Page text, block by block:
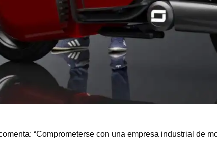
“Comprometerse con una empresa industrial de